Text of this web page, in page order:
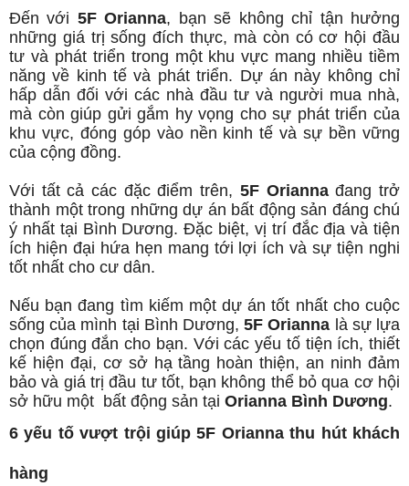
Đến với 5F Orianna, bạn sẽ không chỉ tận hưởng
những giá trị sống đích thực, mà còn có cơ hội đầu
tư và phát triển trong một khu vực mang nhiều tiềm
năng về kinh tế và phát triển. Dự án này không chỉ
hấp dẫn đối với các nhà đầu tư và người mua nhà,
mà còn giúp gửi gắm hy vọng cho sự phát triển của
khu vực, đóng góp vào nền kinh tế và sự bền vững
của cộng đồng.
Với tất cả các đặc điểm trên, 5F Oriannađang trở
thành một trong những dự án bất động sản đáng chú
ý nhất tại Bình Dương. Đặc biệt, vị trí đắc địa và tiện
ích hiện đại hứa hẹn mang tới lợi ích và sự tiện nghi
tốt nhất cho cư dân.
Nếu bạn đang tìm kiếm một dự án tốt nhất cho cuộc
sống của mình tại Bình Dương,5F Orianna là sự lựa
chọn đúng đắn cho bạn. Với các yếu tố tiện ích, thiết
kế hiện đại, cơ sở hạ tầng hoàn thiện, an ninh đảm
bảo và giá trị đầu tư tốt, bạn không thể bỏ qua cơ hội
sở hữu một bất động sản tại Orianna Bình Dương.
6 yếu tố vượt trội giúp 5F Orianna thu hút khách
hàng